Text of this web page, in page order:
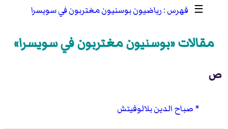
☰ رياضيون بوسنيون مغتربون في سويسرا
مقالات «بوسنيون مغتربون في سويسرا»
ص
صباح الدين بلالوفيتش